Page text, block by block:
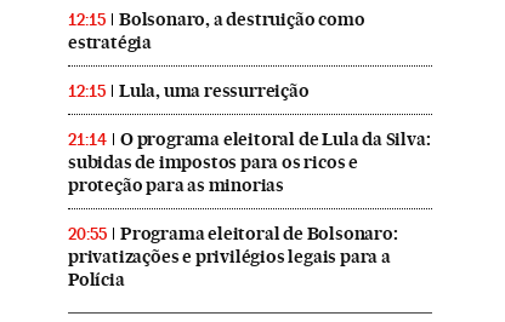
12:15
Bolsonaro, a destruição como
estratégia
12:15 Lula, uma ressurreição
21:14
O programa eleitoral de Lula da Silva:
subidas de impostos para os ricos e
proteção para as minorias
20:55
Programa eleitoral de Bolsonaro:
privatizações e privilégios legais para a
Polícia